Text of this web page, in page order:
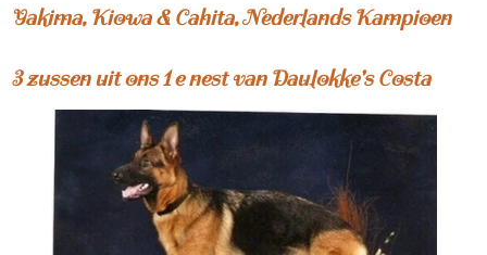
Yakima, Kiowa & Cahita, Nederlands Kampioen
3 zussen uit ons 1 e nest van Daulokke's Costa